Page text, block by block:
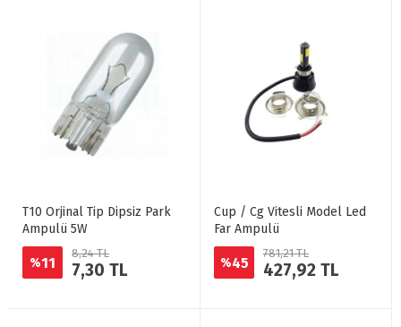
T10 Orjinal Tip Dipsiz Park
Ampulü 5W
%11
8,24 TL
7,30 TL
Cup / Cg Vitesli Model Led
Far Ampulü
%45
781,21 TL
427,92 TL